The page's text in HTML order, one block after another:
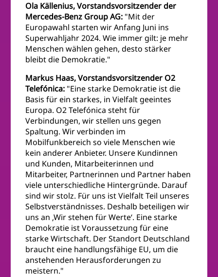
Ola Källenius, Vorstandsvorsitzender der
Mercedes-Benz Group AG: "Mit der
Europawahl starten wir Anfang Juni ins
Superwahljahr 2024. Wie immer gilt: je mehr
Menschen wählen gehen, desto stärker
bleibt die Demokratie."
Markus Haas, Vorstandsvorsitzender O2
Telefónica: "Eine starke Demokratie ist die
Basis für ein starkes, in Vielfalt geeintes
Europa. O2 Telefónica steht für
Verbindungen, wir stellen uns gegen
Spaltung. Wir verbinden im
Mobilfunkbereich so viele Menschen wie
kein anderer Anbieter. Unsere Kundinnen
und Kunden, Mitarbeiterinnen und
Mitarbeiter, Partnerinnen und Partner haben
viele unterschiedliche Hintergründe. Darauf
sind wir stolz. Für uns ist Vielfalt Teil unseres
Selbstverständnisses. Deshalb beteiligen wir
uns an ‚Wir stehen für Werte‘. Eine starke
Demokratie ist Voraussetzung für eine
starke Wirtschaft. Der Standort Deutschland
braucht eine handlungsfähige EU, um die
anstehenden Herausforderungen zu
meistern."